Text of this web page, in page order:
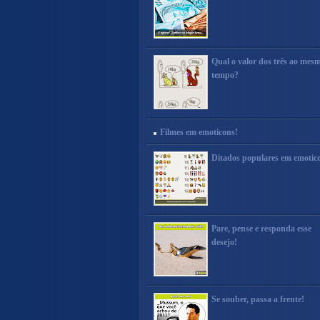
Qual o valor dos três ao
tempo?
Filmes em emoticons!
Ditados populares em
Pare, pense e responda esse
desejo!
Se souber, passa a frente!